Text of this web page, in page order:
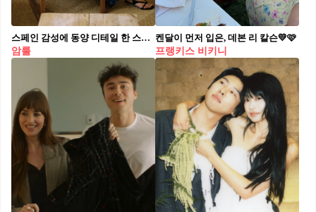
스페인 감성에 동양 디테일 한 스푼🥄
암룰
켄달이 먼저 입은, 데본 리 칼슨💛🩷
프랭키스 비키니